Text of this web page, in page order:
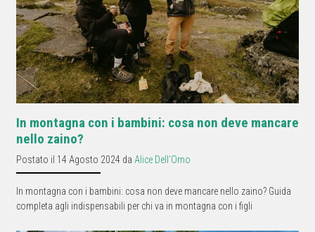
In montagna con i bambini: cosa non deve mancare
nello zaino?
Postato il 14 Agosto 2024 da Alice Dell'Omo
In montagna con i bambini: cosa non deve mancare nello zaino? Guida
completa agli indispensabili per chi va in montagna con i figli